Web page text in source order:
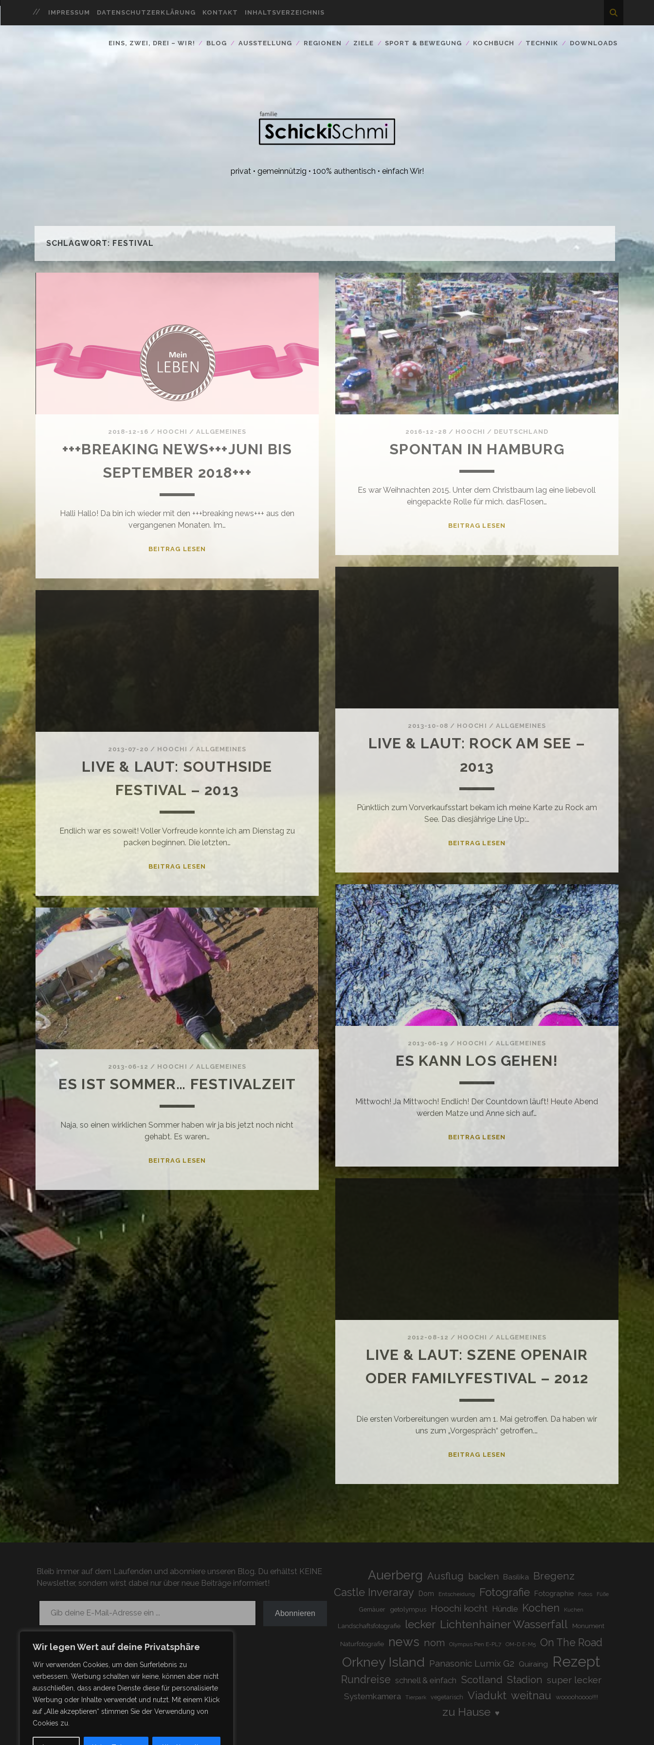
Wir legen Wert auf deine Privatsphäre
Wir verwenden Cookies, um dein Surferlebnis zu
verbessern. Werbung schalten wir keine, können aber nicht
ausschließen, dass andere Dienste diese für personalisierte
Werbung oder Inhalte verwendet und nutzt. Mit einem Klick
auf „Alle akzeptieren“ stimmen Sie der Verwendung von
Cookies zu.
IMPRESSUM DATENSCHUTZERKLÄRUNG KONTAKT INHALTSVERZEICHNIS
EINS, ZWEI, DREI – WIR! BLOG AUSSTELLUNG REGIONEN ZIELE SPORT & BEWEGUNG KOCHBUCH TECHNIK DOWNLOADS
privat • gemeinnützig • 100% authentisch • einfach Wir!
SCHLAGWORT: FESTIVAL
2018-12-16 / HOOCHI / ALLGEMEINES
+++BREAKING NEWS+++JUNI BIS
SEPTEMBER 2018+++
Halli Hallo! Da bin ich wieder mit den +++breaking news+++ aus den
vergangenen Monaten. Im…
BEITRAG LESEN
SEPTEMBER
2016-12-28 / HOOCHI / DEUTSCHLAND
SPONTAN IN HAMBURG
Es war Weihnachten 2015. Unter dem Christbaum lag eine liebevoll
eingepackte Rolle für mich. dasFlosen…
BEITRAG LESEN
2013-10-08 / HOOCHI / ALLGEMEINES
LIVE & LAUT: ROCK AM SEE –
2013
Pünktlich zum Vorverkaufsstart bekam ich meine Karte zu Rock am
See. Das diesjährige Line Up:…
BEITRAG LESEN
AM
SEE
–
2013
2013-07-20 / HOOCHI / ALLGEMEINES
LIVE & LAUT: SOUTHSIDE
FESTIVAL – 2013
Endlich war es soweit! Voller Vorfreude konnte ich am Dienstag zu
packen beginnen. Die letzten…
BEITRAG LESEN
SOUTHSIDE
FESTIVAL
–
2013
2013-06-19 / HOOCHI / ALLGEMEINES
ES KANN LOS GEHEN!
Mittwoch! Ja Mittwoch! Endlich! Der Countdown läuft! Heute Abend
werden Matze und Anne sich auf…
BEITRAG LESEN
2013-06-12 / HOOCHI / ALLGEMEINES
ES IST SOMMER… FESTIVALZEIT
Naja, so einen wirklichen Sommer haben wir ja bis jetzt noch nicht
gehabt. Es waren…
BEITRAG LESEN
2012-08-12 / HOOCHI /ALLGEMEINES
LIVE & LAUT: SZENE OPENAIR
ODER FAMILYFESTIVAL – 2012
Die ersten Vorbereitungen wurden am 1. Mai getroffen. Da haben wir
uns zum „Vorgespräch“ getroffen.…
BEITRAG LESEN
OPENAIR
ODER
–
Bleib immer auf dem Laufenden und abonniere unseren Blog. Du erhältst KEINE
Newsletter, sondern wirst dabei nur über neue Beiträge informiert!
Gib deine E-Mail-Adresse ein ...
Abonnieren
Auerberg Ausflug backen Basilika
Bregenz
Castle Inveraray
Dom Entscheidung Fotografie Fotographie Fotos Füße
Gemäuer getolympus Hoochi kocht Hündle Kochen Kuchen
Landschaftsfotografie lecker Lichtenhainer Wasserfall Monument
Naturfotografie news nom Olympus Pen E-PL7 OM-D E-M5 On The Road
Orkney Island Panasonic Lumix G2 Quiraing Rezept
Rundreise schnell & einfach Scotland Stadion super lecker
Systemkamera Tierpark vegetarisch Viadukt weitnau woooohoooo!!!!
zu Hause ♥